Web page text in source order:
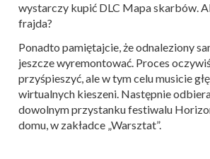
wystarczy kupić DLC Mapa skarbów.
frajda?
Ponadto pamiętajcie, że odnaleziony
jeszcze wyremontować. Proces
przyśpieszyć, ale w tym celu musicie
wirtualnych kieszeni. Następnie
dowolnym przystanku festiwalu
domu, w zakładce „Warsztat”.